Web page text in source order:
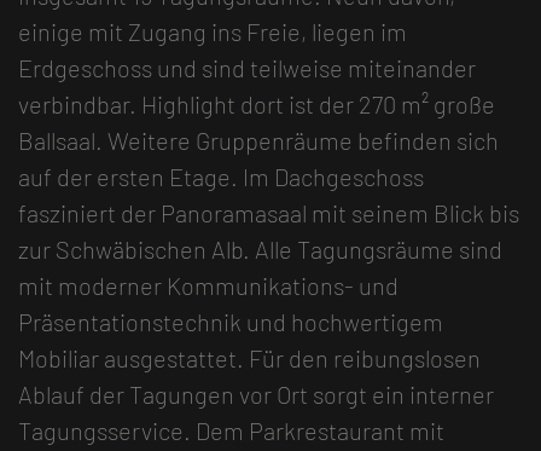
einige mit Zugang ins Freie, liegen im
Erdgeschoss und sind teilweise miteinander
verbindbar. Highlight dort ist der 270 m² große
Ballsaal. Weitere Gruppenräume befinden sich
auf der ersten Etage. Im Dachgeschoss
fasziniert der Panoramasaal mit seinem Blick bis
zur Schwäbischen Alb. Alle Tagungsräume sind
mit moderner Kommunikations- und
Präsentationstechnik und hochwertigem
Mobiliar ausgestattet. Für den reibungslosen
Ablauf der Tagungen vor Ort sorgt ein interner
Tagungsservice. Dem Parkrestaurant mit